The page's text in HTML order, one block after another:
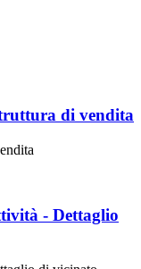
di vendita
- Dettaglio